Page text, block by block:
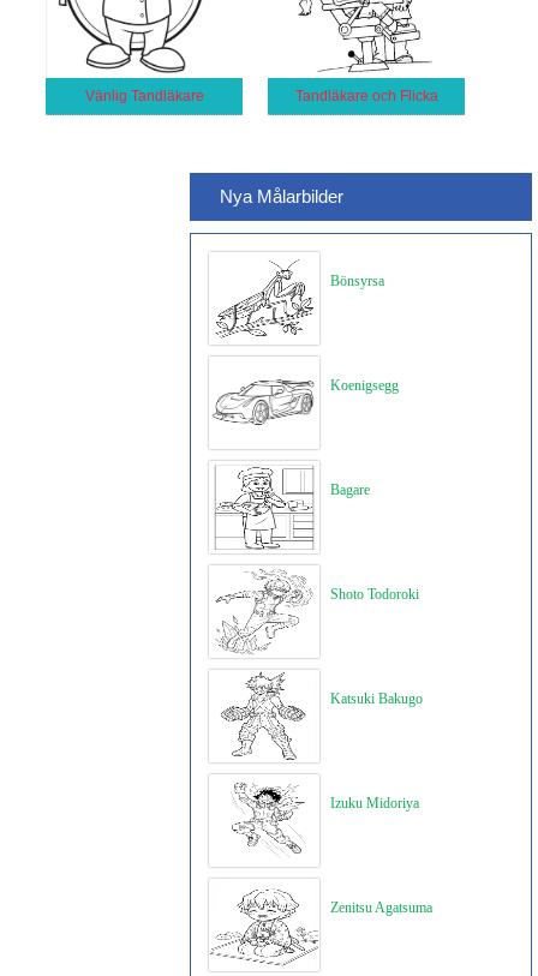
Vänlig Tandläkare Tandläkare och Flicka
Nya Målarbilder
Bönsyrsa
Koenigsegg
Bagare
Shoto Todoroki
Katsuki Bakugo
Izuku Midoriya
Zenitsu Agatsuma